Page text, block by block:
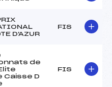
D'AZUR
FIS
de
Caisse D
FIS